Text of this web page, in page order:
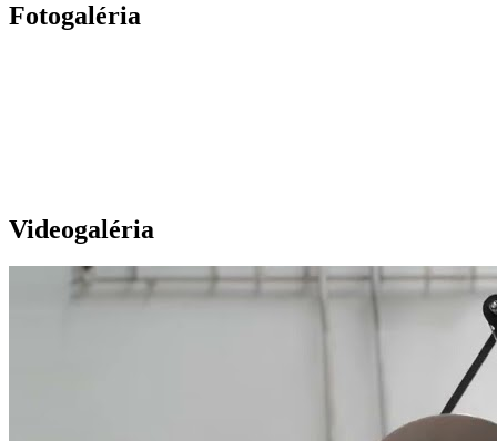
Fotogaléria
Videogaléria